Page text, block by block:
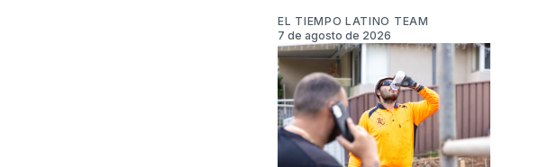
EL TIEMPO LATINO TEAM
7 de agosto de 2026